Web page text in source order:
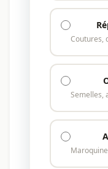
Coutures,
Semelles,